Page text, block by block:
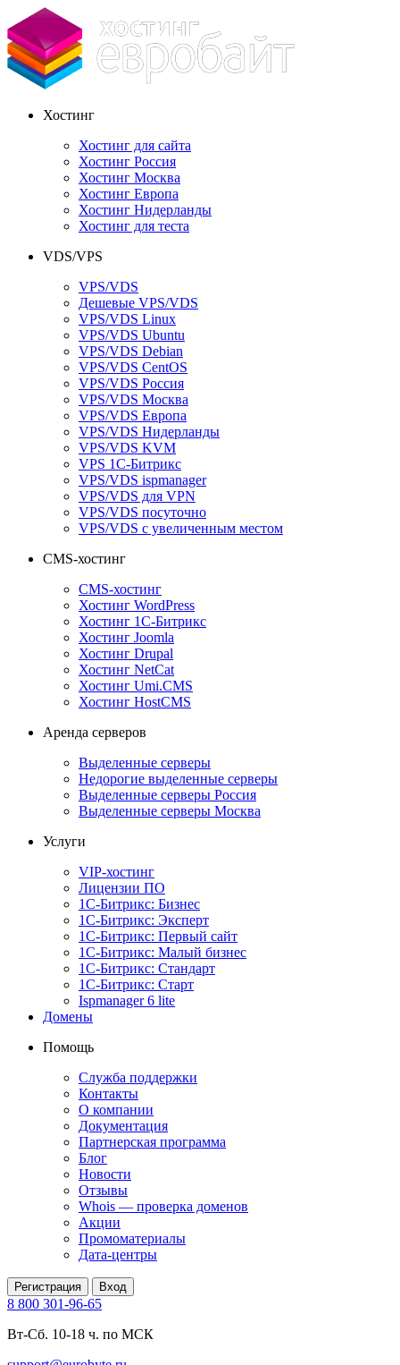
Хостинг
Хостинг для сайта
Хостинг Россия
Хостинг Москва
Хостинг Европа
Хостинг Нидерланды
Хостинг для теста
VDS/VPS
VPS/VDS
Дешевые VPS/VDS
VPS/VDS Linux
VPS/VDS Ubuntu
VPS/VDS Debian
VPS/VDS CentOS
VPS/VDS Россия
VPS/VDS Москва
VPS/VDS Европа
VPS/VDS Нидерланды
VPS/VDS KVM
VPS 1С-Битрикс
VPS/VDS ispmanager
VPS/VDS для VPN
VPS/VDS посуточно
VPS/VDS с увеличенным местом
CMS-хостинг
CMS-хостинг
Хостинг WordPress
Хостинг 1С-Битрикс
Хостинг Joomla
Хостинг Drupal
Хостинг NetCat
Хостинг Umi.CMS
Хостинг HostCMS
Аренда серверов
Выделенные серверы
Недорогие выделенные серверы
Выделенные серверы Россия
Выделенные серверы Москва
Услуги
VIP-хостинг
Лицензии ПО
1С-Битрикс: Бизнес
1С-Битрикс: Эксперт
1С-Битрикс: Первый сайт
1С-Битрикс: Малый бизнес
1С-Битрикс: Стандарт
1С-Битрикс: Старт
Ispmanager 6 lite
Домены
Помощь
Служба поддержки
Контакты
О компании
Документация
Партнерская программа
Блог
Новости
Отзывы
Whois — проверка доменов
Акции
Промоматериалы
Дата-центры
Регистрация Вход
8 800 301-96-65
Вт-Сб. 10-18 ч. по МСК